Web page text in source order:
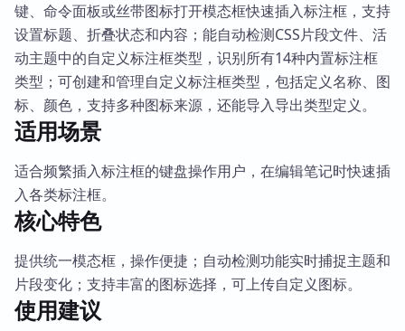
键、命令面板或丝带图标打开模态框快速插入标注框，支持
设置标题、折叠状态和内容；能自动检测CSS片段文件、活
动主题中的自定义标注框类型，识别所有14种内置标注框
类型；可创建和管理自定义标注框类型，包括定义名称、图
标、颜色，支持多种图标来源，还能导入导出类型定义。
适用场景
适合频繁插入标注框的键盘操作用户，在编辑笔记时快速插
入各类标注框。
核心特色
提供统一模态框，操作便捷；自动检测功能实时捕捉主题和
片段变化；支持丰富的图标选择，可上传自定义图标。
使用建议